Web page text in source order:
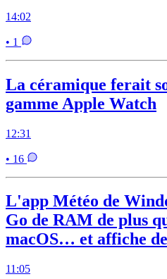
14:02
• 1
La céramique ferait
gamme Apple Watch
12:31
• 16
L'app Météo de
Go de RAM de plus
macOS… et affiche
11:05